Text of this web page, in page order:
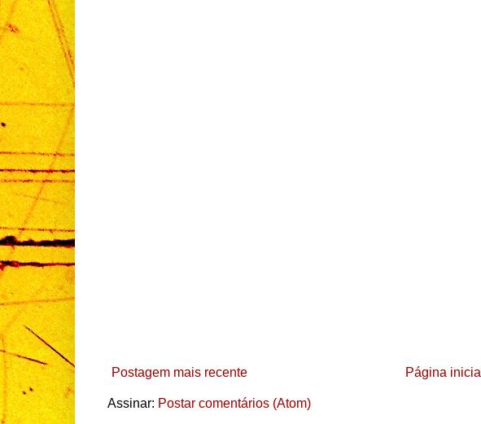
Postagem mais recente Página inicial
Assinar: Postar comentários (Atom)